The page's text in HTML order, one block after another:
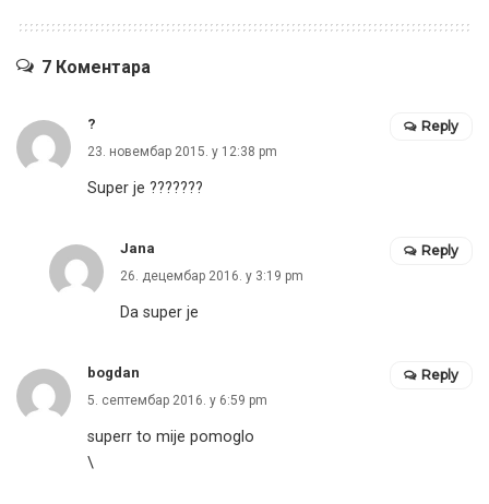
7 Коментара
?
23. новембар 2015. у 12:38 pm
Super je ???????
Reply
Jana
26. децембар 2016. у 3:19 pm
Da super je
Reply
bogdan
5. септембар 2016. у 6:59 pm
superr to mije pomoglo
\
Reply